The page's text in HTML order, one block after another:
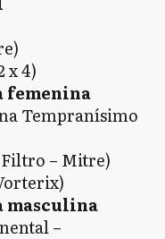
x 4)
femenina
Tempranísimo
Filtro – Mitre)
–